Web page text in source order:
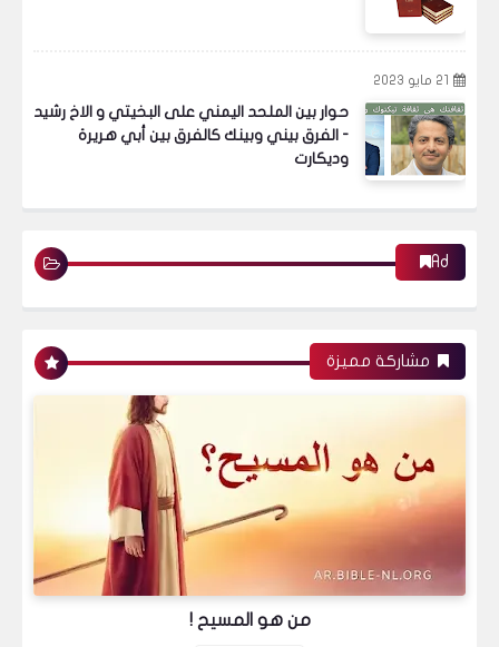
21 مايو 2023
حوار بين الملحد اليمني على البخيتي و الاخ رشيد
- الفرق بيني وبينك كالفرق بين أبي هريرة
وديكارت
Ad
مشاركة مميزة
من هو المسيح !